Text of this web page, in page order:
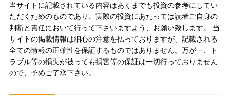
当サイトに記載されている内容はあくまでも投資の参考にしてい
ただくためのものであり、実際の投資にあたっては読者ご自身の
判断と責任において行って下さいますよう、お願い致します。 当
サイトの掲載情報は細心の注意を払っておりますが、記載される
全ての情報の正確性を保証するものではありません。万が一、ト
ラブル等の損失が被っても損害等の保証は一切行っておりません
ので、予めご了承下さい。